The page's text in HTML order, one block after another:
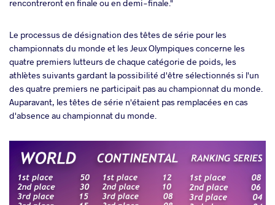
rencontreront en finale ou en demi-finale."
Le processus de désignation des têtes de série pour les
championnats du monde et les Jeux Olympiques concerne les
quatre premiers lutteurs de chaque catégorie de poids, les
athlètes suivants gardant la possibilité d'être sélectionnés si l'un
des quatre premiers ne participait pas au championnat du monde.
Auparavant, les têtes de série n'étaient pas remplacées en cas
d'absence au championnat du monde.